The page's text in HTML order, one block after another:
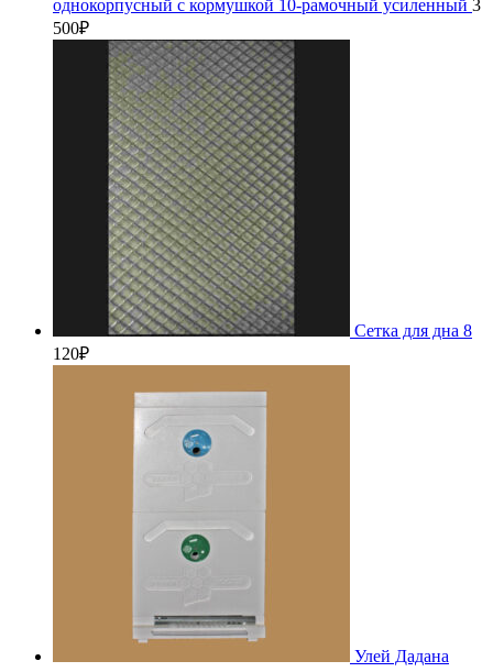
однокорпусный с кормушкой 10-рамочный усиленный 3
500₽
Сетка для дна 8
120₽
Улей Дадана